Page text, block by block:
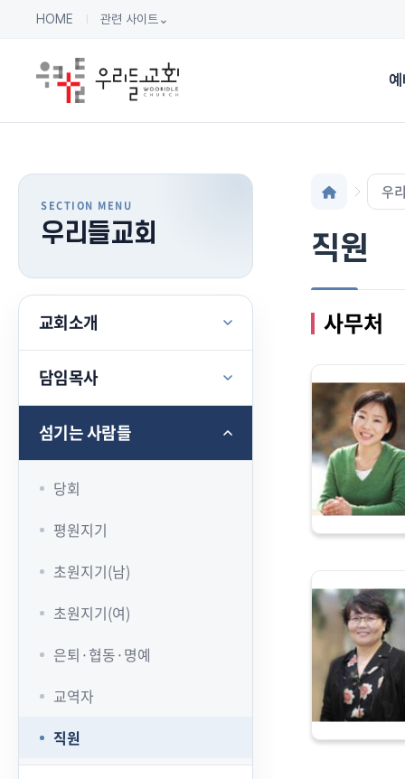
HOME 관련 사이트 ⌄
예
우리들교회
교회소개
담임목사
섬기는 사람들
당회
평원지기
초원지기(남)
초원지기(여)
은퇴·협동·명예
교역자
직원
우
직원
사무처